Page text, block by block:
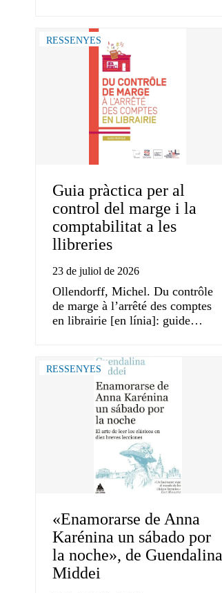
RESSENYES
Guia pràctica per al
control del marge i la
comptabilitat a les
llibreries
23 de juliol de 2026
Ollendorff, Michel. Du contrôle
de marge à l’arrêté des comptes
en librairie [en línia]: guide…
RESSENYES
«Enamorarse de Anna
Karénina un sábado por
la noche», de Guendalina
Middei